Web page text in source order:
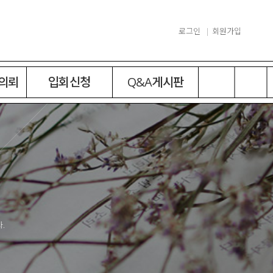
로그인 회원가입
뢰 입회신청 Q&A게시판
.